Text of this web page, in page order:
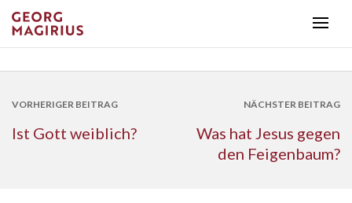
VORHERIGER BEITRAG
Ist Gott weiblich?
NÄCHSTER BEITRAG
Was hat Jesus gegen
den Feigenbaum?